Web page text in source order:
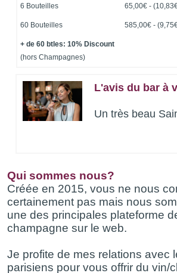
6 Bouteilles 65,00€ -
60 Bouteilles 585,00€-
+ de 60 btles: 10% Discount
(hors Champagnes)
L'avis du bar à
Un très beau
Qui sommes nous?
Créée en 2015, vous ne nous
certainement pas mais nous
une des principales plateforme
champagne sur le web.
Je profite de mes relations avec
parisiens pour vous offrir du vin/